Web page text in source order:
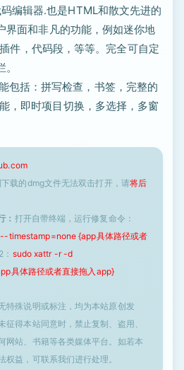
编辑器.也是HTML和散文先进的
界面和非凡的功能，例如迷你地
件，代码段，等等。完全可自定
包括：拼写检查，书签，完整的
，即时项目切换，多选择，多窗
载的dmg文件无法双击打开，请将后
： 打开自带终端，运行修复命令：
{app具体路径或者
sudo xattr -r -d
具体路径或者直接拖入app}
特殊说明或标注，均为本站原创发
征得本站同意时，禁止复制、盗用、
网站、书籍等各类媒体平台。如若本
权益，可联系我们进行处理。